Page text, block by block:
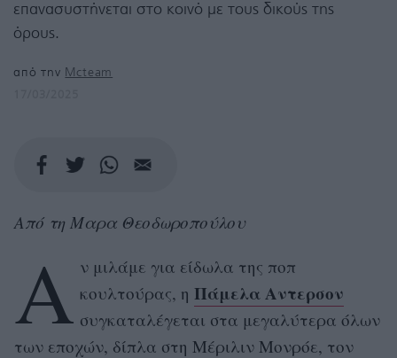
επανασυστήνεται στο κοινό με τους δικούς της
όρους.
από την Mcteam
Από τη Μαρα Θεοδωροπούλου
Α ν μιλάμε για είδωλα της ποπ
κουλτούρας, η Πάμελα Αντερσον
συγκαταλέγεται στα μεγαλύτερα όλων
των εποχών, δίπλα στη Μέριλιν Μονρόε, τον